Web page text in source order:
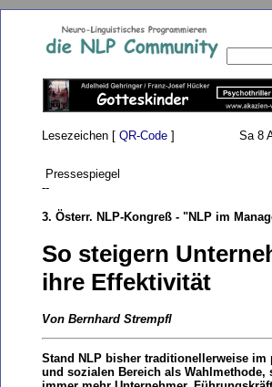
Lesezeichen [ QR-Code ] Sa 8
Pressespiegel
--
3. Österr. NLP-Kongreß - "NLP im
So steigern
ihre Effektivität
Von Bernhard Strempfl
Stand NLP bisher traditionellerweise im
und sozialen Bereich als Wahlmethode,